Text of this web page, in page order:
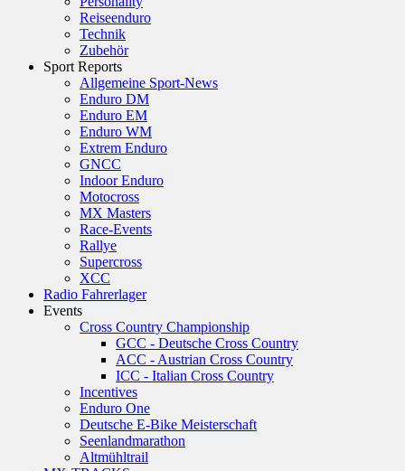
Reiseenduro
Technik
Zubehör
Sport Reports
Allgemeine Sport-News
Enduro DM
Enduro EM
Enduro WM
Extrem Enduro
GNCC
Indoor Enduro
Motocross
MX Masters
Race-Events
Rallye
Supercross
XCC
Radio Fahrerlager
Events
Cross Country Championship
GCC - Deutsche Cross Country
ACC - Austrian Cross Country
ICC - Italian Cross Country
Incentives
Enduro One
Deutsche E-Bike Meisterschaft
Seenlandmarathon
Altmühltrail